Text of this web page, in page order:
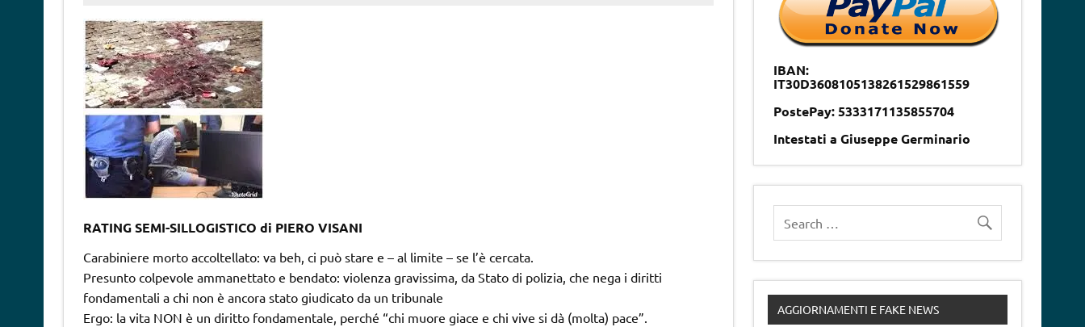
RATING SEMI-SILLOGISTICO di PIERO VISANI
Carabiniere morto accoltellato: va beh, ci può stare e – al limite – se l’è cercata.
Presunto colpevole ammanettato e bendato: violenza gravissima, da Stato di polizia, che nega i diritti
fondamentali a chi non è ancora stato giudicato da un tribunale
Ergo: la vita NON è un diritto fondamentale, perché “chi muore giace e chi vive si dà (molta) pace”.
IBAN:
IT30D3608105138261529861559
PostePay: 5333171135855704
Intestati a Giuseppe Germinario
AGGIORNAMENTI E FAKE NEWS